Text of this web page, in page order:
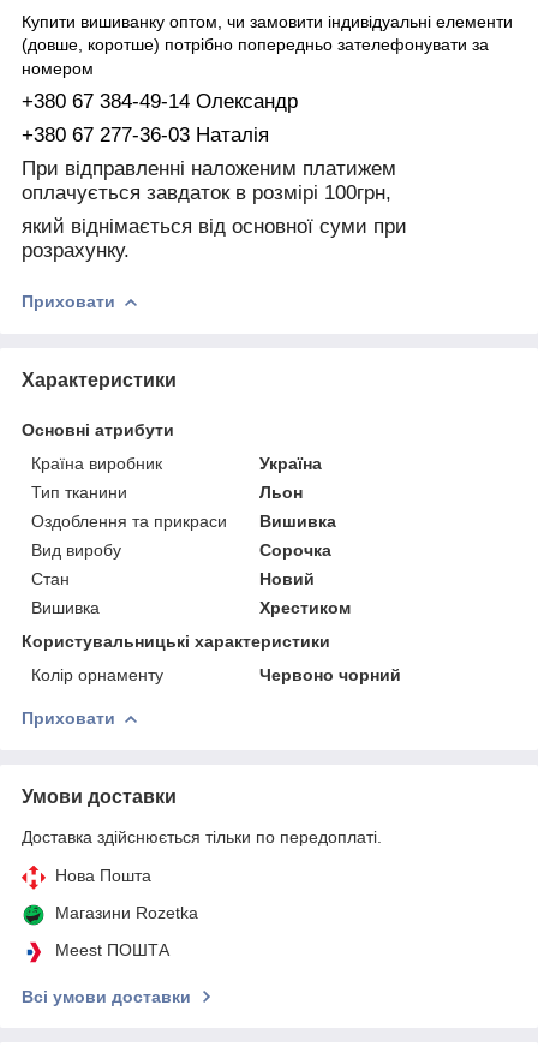
Купити вишиванку оптом, чи замовити індивідуальні елементи
(довше, коротше) потрібно попередньо зателефонувати за
номером
+380 67 384-49-14 Олександр
+380 67 277-36-03 Наталія
При відправленні наложеним платижем
оплачується завдаток в розмірі 100грн,
який віднімається від основної суми при
розрахунку.
Приховати
Характеристики
Основні атрибути
Країна виробник
Україна
Тип тканини
Льон
Оздоблення та прикраси
Вишивка
Вид виробу
Сорочка
Стан
Новий
Вишивка
Хрестиком
Користувальницькі характеристики
Колір орнаменту
Червоно чорний
Приховати
Умови доставки
Доставка здійснюється тільки по передоплаті.
Нова Пошта
Магазини Rozetka
Meest ПОШТА
Всі умови доставки